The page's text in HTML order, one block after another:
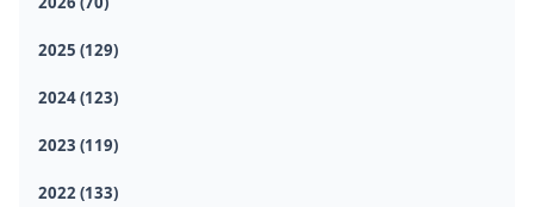
2025 (129)
2024 (123)
2023 (119)
2022 (133)